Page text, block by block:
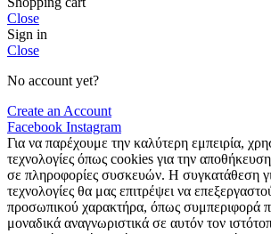
Close
Sign in
Close
No account yet?
Create an Account
Facebook Instagram
Για να παρέχουμε την καλύτερη εμπειρία,
τεχνολογίες όπως cookies για την
σε πληροφορίες συσκευών. Η συγκατάθεση
τεχνολογίες θα μας επιτρέψει να
προσωπικού χαρακτήρα, όπως συμπεριφορά
μοναδικά αναγνωριστικά σε αυτόν τον